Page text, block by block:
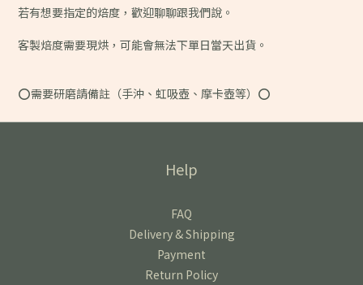
若有想要指定的焙度，歡迎聊聊跟我們說。
客製焙度需要現烘，可能會無法下單日當天出貨。
⭕️需要研磨請備註（手沖、虹吸壺、摩卡壺等）⭕️
Help
FAQ
Delivery & Shipping
Payment
Return Policy